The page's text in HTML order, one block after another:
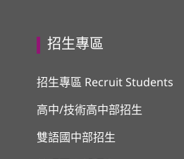
招生專區
招生專區 Recruit Students
高中/技術高中部招生
雙語國中部招生